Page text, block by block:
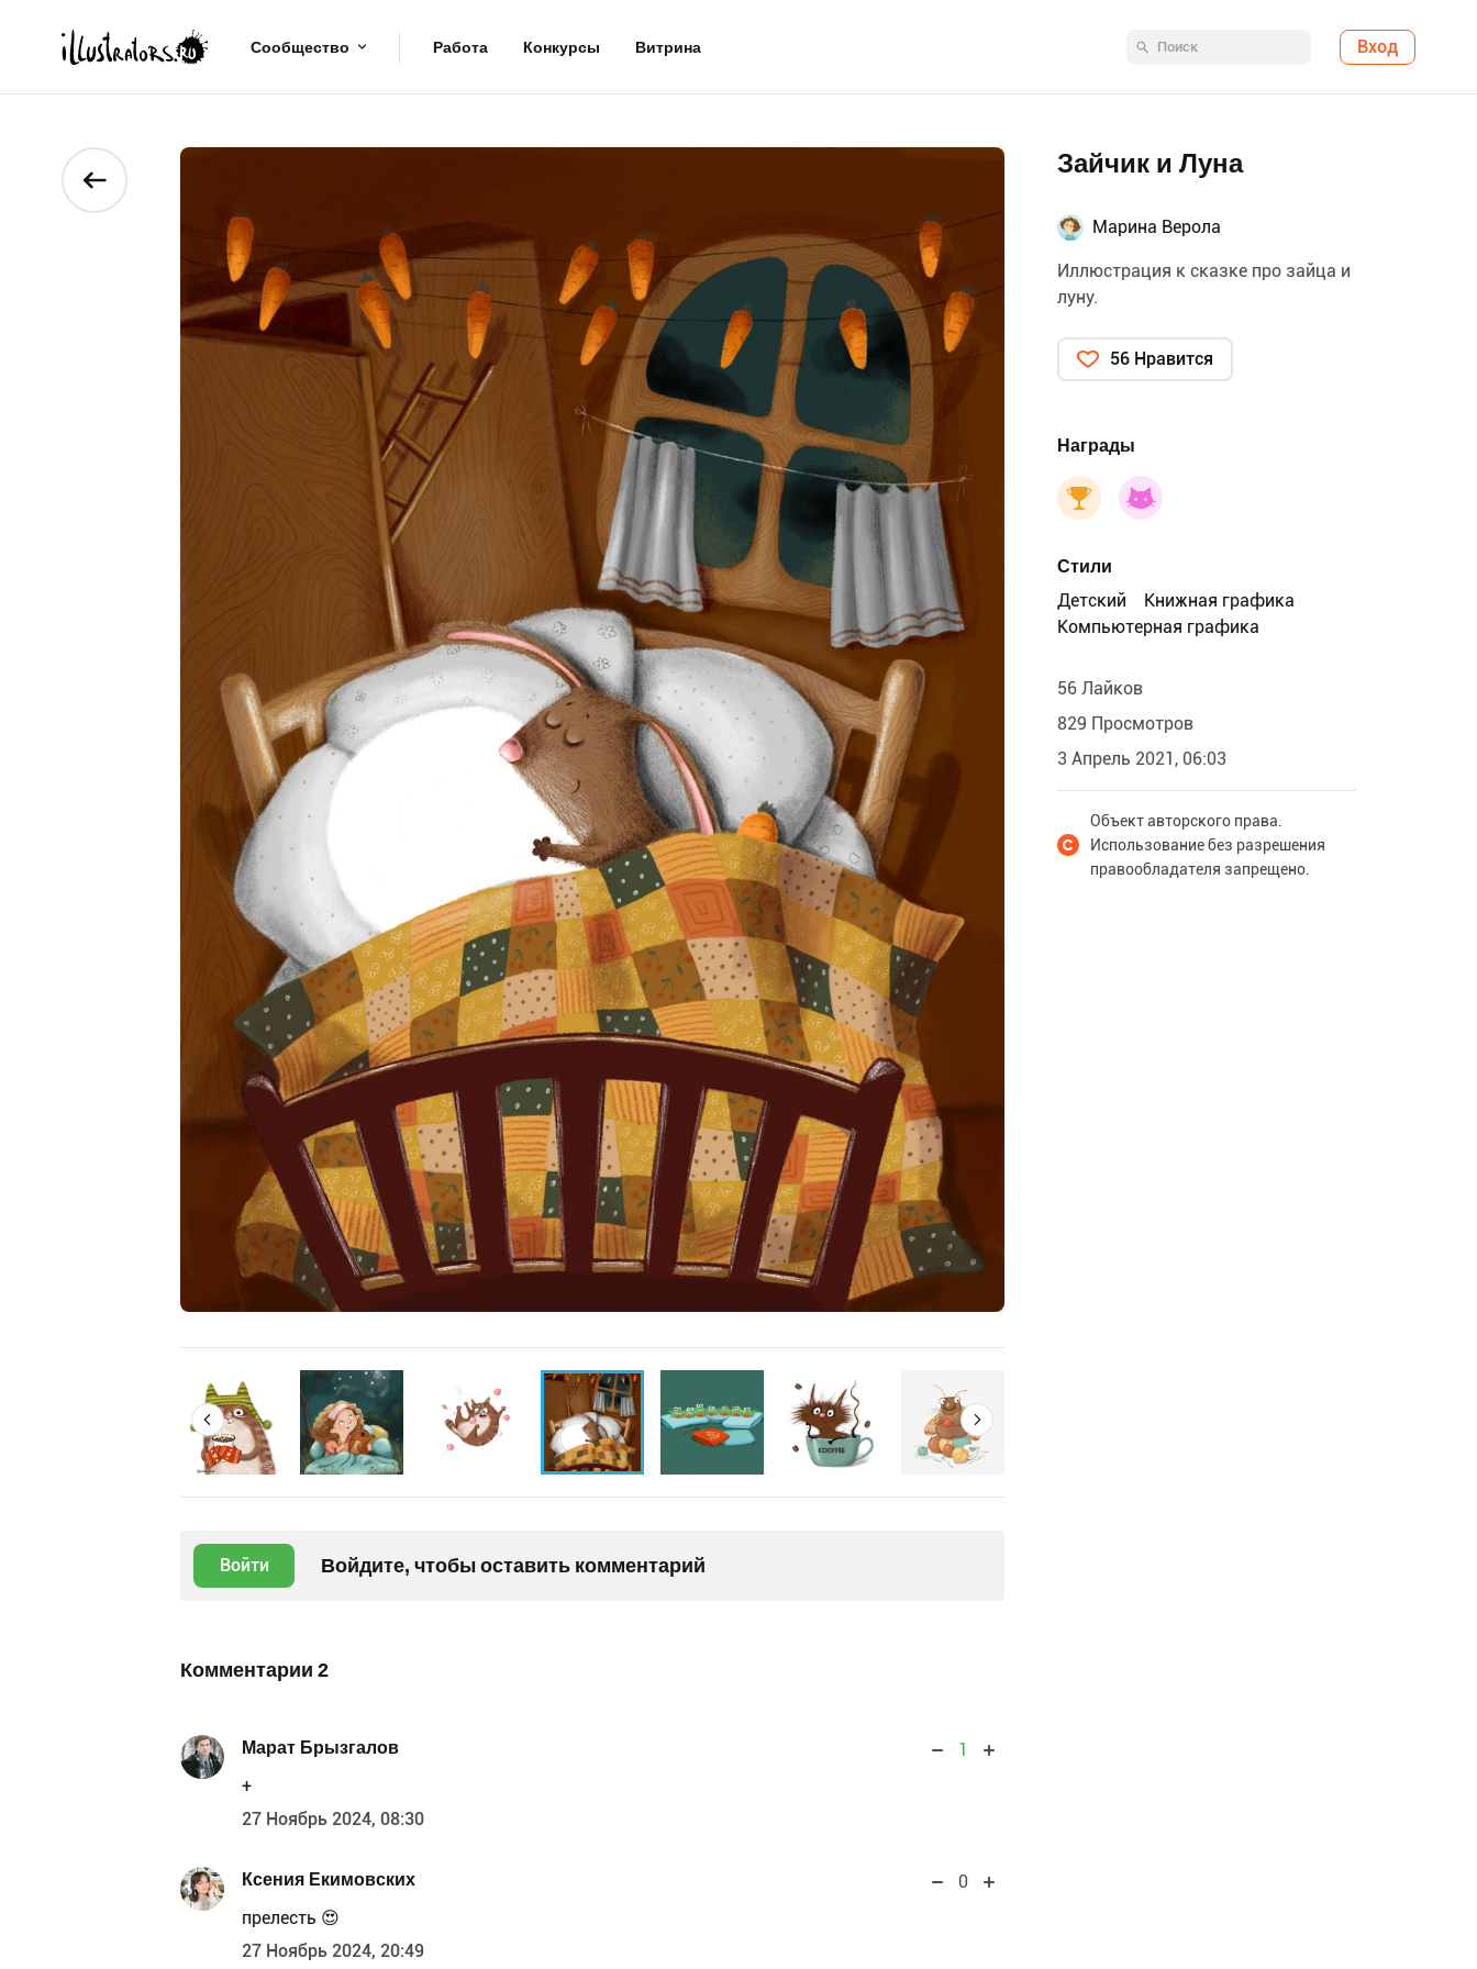
Сообщество Работа Конкурсы Витрина Вход
Войти Войдите, чтобы оставить комментарий
Комментарии 2
Марат Брызгалов
1
+
27 Ноябрь 2024, 08:30
Ксения Екимовских
0
прелесть 😍
27 Ноябрь 2024, 20:49
Зайчик и Луна
Марина Верола
Иллюстрация к сказке про зайца и
луну.
56 Нравится
Награды
Стили
Детский
Книжная графика
Компьютерная графика
56 Лайков
829 Просмотров
3 Апрель 2021, 06:03
Объект авторского права.
Использование без разрешения
правообладателя запрещено.